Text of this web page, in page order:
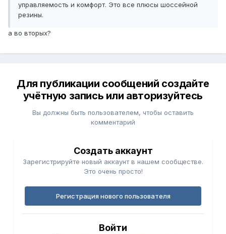
управляемость и комфорт. Это все плюсы шоссейной
резины.
а во вторых?
Для публикации сообщений создайте
учётную запись или авторизуйтесь
Вы должны быть пользователем, чтобы оставить
комментарий
Создать аккаунт
Зарегистрируйте новый аккаунт в нашем сообществе.
Это очень просто!
Регистрация нового пользователя
Войти